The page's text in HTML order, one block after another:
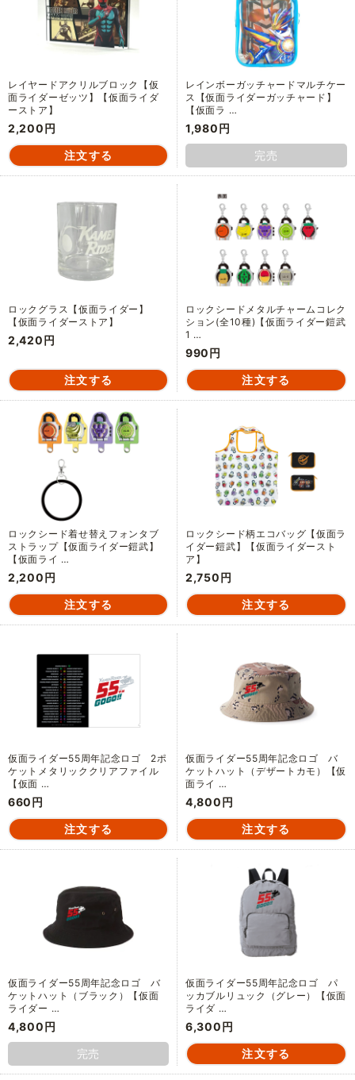
レイヤードアクリルブロック【仮
面ライダーゼッツ】【仮面ライダ
ーストア】
2,200円
レインボーガッチャードマルチケー
ス【仮面ライダーガッチャード】
【仮面ラ …
1,980円
完売
ロックグラス【仮面ライダー】
【仮面ライダーストア】
2,420円
ロックシードメタルチャームコレク
ション(全10種)【仮面ライダー鎧武
1 …
990円
ロックシード着せ替えフォンタブ
ストラップ【仮面ライダー鎧武】
【仮面ライ …
2,200円
ロックシード柄エコバッグ【仮面ラ
イダー鎧武】【仮面ライダースト
ア】
2,750円
仮面ライダー55周年記念ロゴ 2ポ
ケットメタリッククリアファイル
【仮面 …
660円
仮面ライダー55周年記念ロゴ バ
ケットハット（デザートカモ）【仮
面ライ …
4,800円
仮面ライダー55周年記念ロゴ バ
ケットハット（ブラック）【仮面
ライダー …
4,800円
完売
仮面ライダー55周年記念ロゴ パ
ッカブルリュック（グレー）【仮面
ライダ …
6,300円